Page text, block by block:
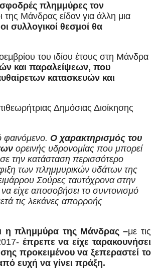
σφοδρές πλημμύρες τον
της Μάνδρας είδαν για άλλη μια
συλλογικοί θεσμοί θα
του ιδίου έτους στη Μάνδρα
και παραλείψεων, που
κατασκευών και
Δημόσιας Διοίκησης
φαινόμενο. Ο χαρακτηρισμός του
ορεινής υδρονομίας που μπορεί
την κατάσταση περισσότερο
των πλημμυρικών υδάτων της
Σούρες ταυτόχρονα στην
είχε αποσοβήσει το συντονισμό
τις λεκάνες απορροής
η πλημμύρα της Μάνδρας –με τις
έπρεπε να είχε ταρακουνήσει
προκειμένου να ξεπεραστεί το
ευχή να γίνει πράξη.